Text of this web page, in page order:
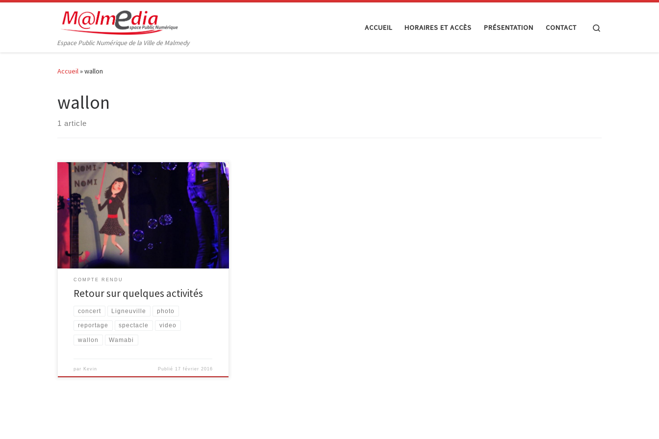
Passer au contenu
Espace Public Numérique de la Ville de Malmedy
ACCUEIL HORAIRES ET ACCÈS PRÉSENTATION CONTACT
Accueil »wallon
wallon
1 article
L’EPN a participé, ces derniers mois, à de nombreuses
activités, soit en les organisant, soit en proposant un
soutien technique et matériel. Quelques-unes ont fait
l’objet d’articles sur le site Wamabi des bibliothèques
de Waimes et Malmedy. Marathon de lecture en
wallon Au mois de septembre, le marathon de lecture
[…]
COMPTE RENDU
Retour sur quelques activités
concert Ligneuville photo
reportage spectacle video
wallon Wamabi
par Kevin Publié 17 février 2016